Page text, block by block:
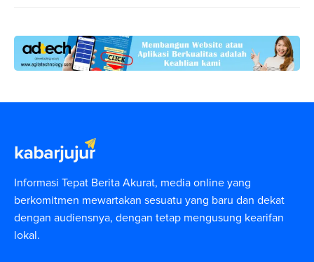
Informasi Tepat Berita Akurat, media online yang
berkomitmen mewartakan sesuatu yang baru dan dekat
dengan audiensnya, dengan tetap mengusung kearifan
lokal.